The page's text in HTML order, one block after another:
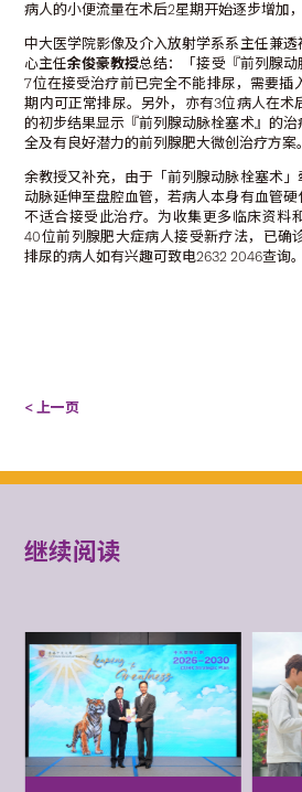
病人的小便流量在术后2星期开始逐步增加
中大医学院影像及介入放射学系系主任兼
心主任余俊豪教授总结：「接受『前列腺
7位在接受治疗前已完全不能排尿，需要插
期内可正常排尿。另外，亦有3位病人在术
的初步结果显示『前列腺动脉栓塞术』的
全及有良好潜力的前列腺肥大微创治疗方案
余教授又补充，由于「前列腺动脉栓塞术
动脉延伸至盘腔血管，若病人本身有血管
不适合接受此治疗。为收集更多临床资料
40位前列腺肥大症病人接受新疗法，已确
排尿的病人如有兴趣可致电2632 2046查询。
< 上一页
继续阅读